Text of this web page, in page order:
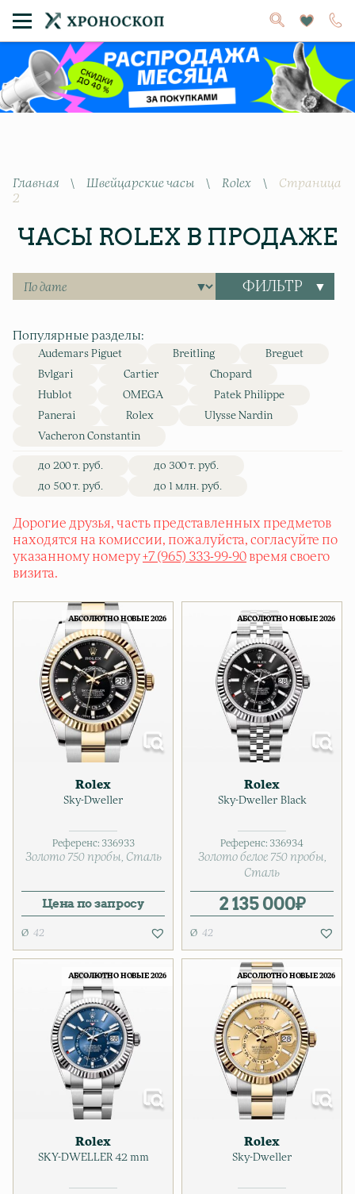
Главная \ Швейцарские часы \ Rolex \ Страница
2
ЧАСЫ ROLEX В ПРОДАЖЕ
ФИЛЬТР
Популярные разделы:
Audemars Piguet Breitling
Breguet
Bvlgari
Cartier
Chopard
Hublot
OMEGA
Patek Philippe
Panerai
Rolex
Ulysse Nardin
Vacheron Constantin
до 200 т. руб.
до 300 т. руб.
до 500 т. руб.
до 1 млн. руб.
Дорогие друзья, часть представленных предметов
находятся на комиссии, пожалуйста, согласуйте по
указанному номеру+7 (965) 333-99-90 время своего
визита.
АБСОЛЮТНО НОВЫЕ 2026
Rolex
Sky-Dweller
Референс: 336933
Золото 750 пробы Сталь
Цена по запросу
42
АБСОЛЮТНО НОВЫЕ 2026
Rolex
Sky-Dweller Black
Референс: 336934
Золото белое 750 пробы
Сталь
2 135 000₽
42
АБСОЛЮТНО НОВЫЕ 2026
Rolex
SKY-DWELLER 42 mm
АБСОЛЮТНО НОВЫЕ 2026
Rolex
Sky-Dweller